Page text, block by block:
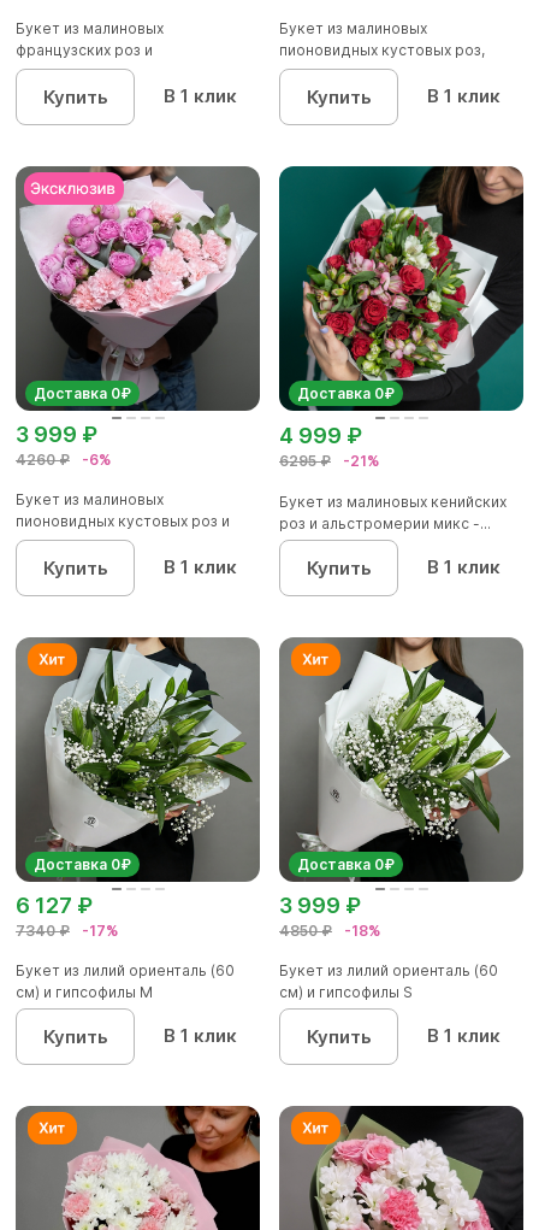
Букет из малиновых
французских роз и
альстромерии - L
Купить В 1 клик
Букет из малиновых
пионовидных кустовых роз,
хризантемы...
Купить В 1 клик
Доставка 0₽
4260 ₽ -6%
3 999 ₽
Букет из малиновых
пионовидных кустовых роз и
розовых д...
Купить В 1 клик
Доставка 0₽
6295 ₽ -21%
4 999 ₽
Букет из малиновых кенийских
роз и альстромерии микс -...
Купить В 1 клик
Доставка 0₽
7340 ₽ -17%
6 127 ₽
Букет из лилий ориенталь (60
см) и гипсофилы М
Купить В 1 клик
Доставка 0₽
4850 ₽ -18%
3 999 ₽
Букет из лилий ориенталь (60
см) и гипсофилы S
Купить В 1 клик